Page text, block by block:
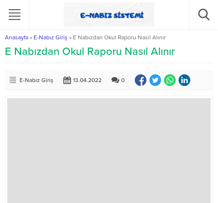
Anasayfa » E-Nabız Giriş » E Nabızdan Okul Raporu Nasıl Alınır
E Nabızdan Okul Raporu Nasıl Alınır
E-Nabız Giriş 13.04.2022 0